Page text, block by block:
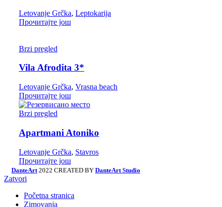
Letovanje Grčka, Leptokarija
Прочитајте још
Brzi pregled
Vila Afrodita 3*
Letovanje Grčka, Vrasna beach
Прочитајте још
Brzi pregled
Apartmani Atoniko
Letovanje Grčka, Stavros
Прочитајте још
DanteArt 2022 CREATED BY DanteArt Studio
Zatvori
Početna stranica
Zimovanja